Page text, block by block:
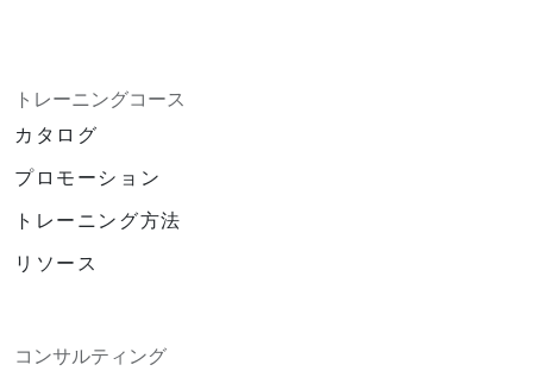
トレーニングコース
カタログ
プロモーション
トレーニング方法
リソース
コンサルティング